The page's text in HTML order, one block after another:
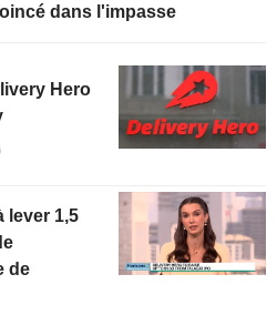
dans l'impasse
Hero
lever 1,5
de